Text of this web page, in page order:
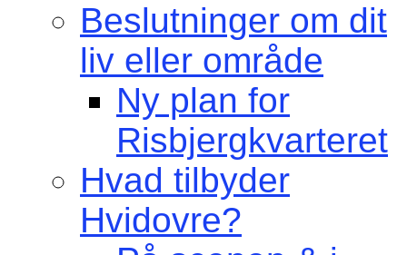
Beslutninger om dit
liv eller område
Ny plan for
Risbjergkvarteret
Hvad tilbyder
Hvidovre?